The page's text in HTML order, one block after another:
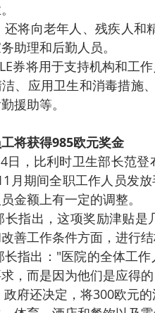
还将向老年人、残疾人和
助理和后勤人员。
券将用于支持机构和工
、应用卫生和消毒措施
援助等。
将获得985欧元奖金
日，比利时卫生部长范
月期间全职工作人员发
金额上有一定的调整。
长指出，这项奖励津贴
善工作条件方面，进行结
长指出："医院的全体工
，而是因为他们是应得
政府还决定，将300欧元